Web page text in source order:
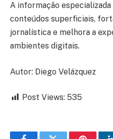
A informação
conteúdos superficiais,
jornalística e melhora a
ambientes digitais.
Autor: Diego Velázquez
Post Views: 535